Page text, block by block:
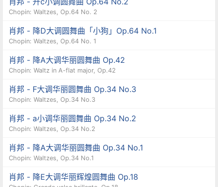
病毒”!此“毕德迈雅时期”正是圆舞曲音乐的先锋约瑟
斯(Johann Strauss I, 1804-1849)活跃的时期，而
“圆舞曲之王”小约翰·斯特劳斯(Johann Strauss II,
1825-1899)才刚开创他的事业，也就是说，维也纳
轻音乐的黄金时期才刚要展开而已。
在浪漫时期，受圆舞曲的流行风潮影响，作曲家也
尝试将圆舞曲放入他们的大型作品中，例如白辽士
的“幻想交响曲”的第二乐章便是用圆舞曲所写成，
另外 在柴可夫斯基的歌剧“尤金·奥涅金”、普契尼的
歌剧“波希米亚人”以及理查·斯特劳斯的歌剧“玫瑰骑
Chopin: Waltzes, Op.64 No. 2
肖邦 - 降D大调圆舞曲「小狗」Op.64 No.1
Chopin: Waltzes, Op.64 No. 1
肖邦 - 降A大调华丽圆舞曲 Op.42
Chopin: Waltz in A-flat major, Op.42
肖邦 - F大调华丽圆舞曲 Op.34 No.3
Chopin: Waltzes, Op.34 No.3
肖邦 - a小调华丽圆舞曲 Op.34 No.2
Chopin: Waltzes, Op.34 No.2
肖邦 - 降A大调华丽圆舞曲 Op.34 No.1
Chopin: Waltzes, Op.34 No.1
肖邦 - 降E大调华丽辉煌圆舞曲 Op.18